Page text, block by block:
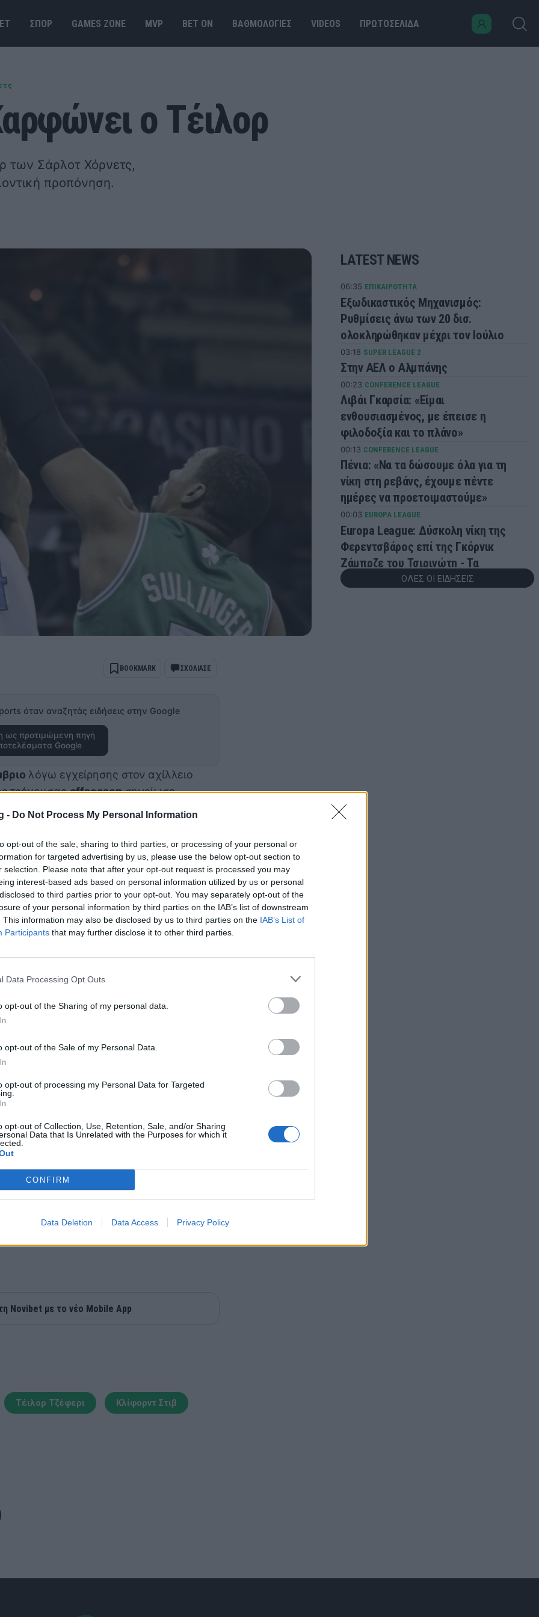
- Do Not Process My Personal Information
opt-out of the sale, sharing to third parties, or processing of your personal or
for targeted advertising by us, please use the below opt-out section to
selection. Please note that after your opt-out request is processed you may
interest-based ads based on personal information utilized by us or personal
to third parties prior to your opt-out. You may separately opt-out of the
of your personal information by third parties on the IAB’s list of downstream
This information may also be disclosed by us to third parties on the IAB’s List of
Participants that may further disclose it to other third parties.
Data Processing Opt Outs
opt-out of the Sharing of my personal data.
opt-out of the Sale of my Personal Data.
opt-out of processing my Personal Data for Targeted
opt-out of Collection, Use, Retention, Sale, and/or Sharing
Data that Is Unrelated with the Purposes for which it
CONFIRM
Data Deletion Data Access Privacy Policy
ΣΠΟΡ GAMES ΖΟΝΕ MVP BET ΟΝ ΒΑΘΜΟΛΟΓΙΕΣ VIDEOS ΠΡΩΤΟΣΕΛΙΔΑ
ο Τέιλορ
των Σάρλοτ Χόρνετς,
προπόνηση.
BOOKMARK ΣΧΟΛΙΑΣΕ
όταν αναζητάς ειδήσεις στην Google
ως προτιμώμενη πηγή
Google
λόγω εγχείρησης στον αχίλλειο
τρέχουσαςoffseasonσημείωσε
κοντά στο 100%, οπότε αναμένεται
του Στιβ Κλίφορντ για το 2014-15
Κντ-Γκίλκριστ. Ο τελευταίος, μάλιστα,
προπονήσεις των «σφηκών» τουΜάικλ
των παικτών που έχουν
επόμενη σεζόν. Το παρών δίνει και ο Αλ
άλλους NBAersσύμφωνα με
να προχωρήσει προς τη σχετική
τωνΧόρνετςδουλεύει και ο
ενώ στην πόλη της Βόρειας Καρολίνα
νέο προπονητή. Δήλωσε χαρούμενος
, για τους οποίους μάλλον αποτελεί
συνέχισαν τα δοκιμαστικά
με τον πρώην γκαρντ του Μίσιγκαν,
γκρουπ (11/06) υποψήφιων
του Σάρλοτ.
Novibet με το νέο Mobile App
Τέιλορ Τζέφερι Κλίφορντ Στιβ
LATEST NEWS
06:35 ΕΠΙΚΑΙΡΟΤΗΤΑ
Εξωδικαστικός Μηχανισμός:
Ρυθμίσεις άνω των 20 δισ.
ολοκληρώθηκαν μέχρι τον Ιούλιο
03:18 SUPER LEAGUE 2
Στην ΑΕΛ ο Αλμπάνης
00:23 CONFERENCE LEAGUE
Λιβάι Γκαρσία: «Είμαι
ενθουσιασμένος, με έπεισε η
φιλοδοξία και το πλάνο»
00:13 CONFERENCE LEAGUE
Πένια: «Να τα δώσουμε όλα για τη
νίκη στη ρεβάνς, έχουμε πέντε
ημέρες να προετοιμαστούμε»
00:03 EUROPA LEAGUE
Europa League: Δύσκολη νίκη της
Φερεντσβάρος επί της Γκόρνικ
Ζάμπρζε του Τσιριγώτη - Τα
αποτελέσματα
Conference League: «Διπλό»
πρόκρισης για τον Απόλλων Λεμεσού
ΟΛΕΣ ΟΙ ΕΙΔΗΣΕΙΣ